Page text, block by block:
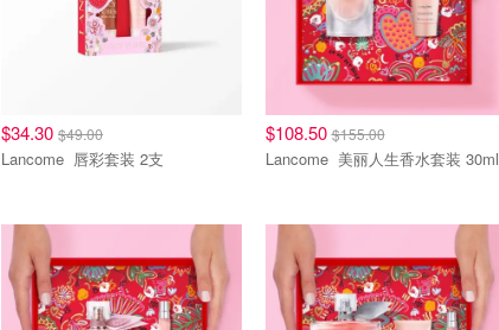
$34.30 $49.00
Lancome 唇彩套装 2支
$108.50$155.00
Lancome 美丽人生香水套装 30ml
清仓区 清仓区